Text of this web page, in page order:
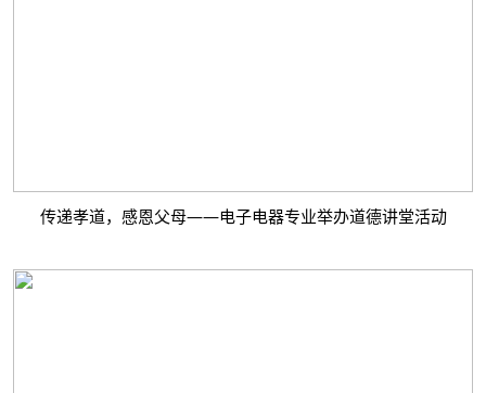
传递孝道，感恩父母——电子电器专业举办道德讲堂活动